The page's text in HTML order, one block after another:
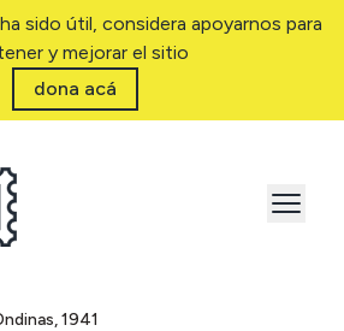
sido útil, considera apoyarnos para
y mejorar el sitio
dona acá
1941